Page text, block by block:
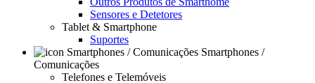
Sensores e Detetores
Tablet & Smartphone
Suportes
Smartphones /
Comunicações
Telefones e Telemóveis